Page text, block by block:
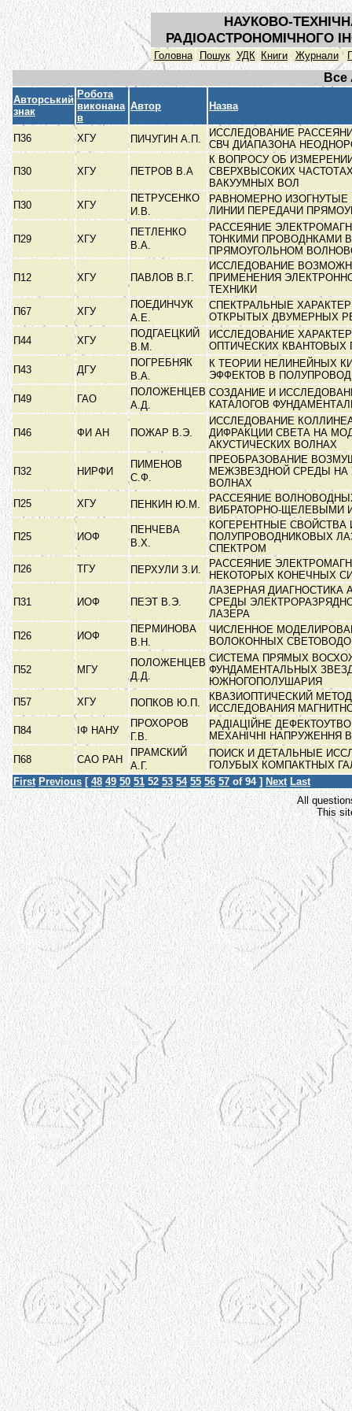
НАУКОВО-
РАДІОАСТРОНОМІЧНОГО
Головна Пошук УДК Книги Журнали
Все
Авторський
знак
Робота
виконана
в
Автор Назва
П36 ХГУ ПИЧУГИН А.П.
ИССЛЕДОВАНИЕ
СВЧ ДИАПАЗОНА
П30 ХГУ ПЕТРОВ В.А
К ВОПРОСУ ОБ
СВЕРХВЫСОКИХ
ВАКУУМНЫХ ВОЛ
П30
ХГУ
ПЕТРУСЕНКО
И.В.
РАВНОМЕРНО
ЛИНИИ ПЕРЕДАЧИ
П29 ХГУ
ПЕТЛЕНКО
В.А.
РАССЕЯНИЕ
ТОНКИМИ ПРОВОДНКАМИ В
ПРЯМОУГОЛЬНОМ
П12 ХГУ ПАВЛОВ В.Г.
ИССЛЕДОВАНИЕ
ПРИМЕНЕНИЯ
ТЕХНИКИ
П67
ХГУ
ПОЕДИНЧУК
А.Е.
СПЕКТРАЛЬНЫЕ
ОТКРЫТЫХ ДВУМЕРНЫХ
П44
ХГУ
ПОДГАЕЦКИЙ
В.М.
ИССЛЕДОВАНИЕ
ОПТИЧЕСКИХ КВАНТОВЫХ
П43
ДГУ
ПОГРЕБНЯК
В.А.
К ТЕОРИИ НЕЛИНЕЙНЫХ
ЭФФЕКТОВ В
П49
ГАО
ПОЛОЖЕНЦЕВ
А.Д.
СОЗДАНИЕ И
КАТАЛОГОВ
П46 ФИ АН ПОЖАР В.Э.
ИССЛЕДОВАНИЕ
ДИФРАКЦИИ СВЕТА НА
АКУСТИЧЕСКИХ ВОЛНАХ
П32 НИРФИ
ПИМЕНОВ
С.Ф.
ПРЕОБРАЗОВАНИЕ
МЕЖЗВЕЗДНОЙ СРЕДЫ НА
ВОЛНАХ
П25
ХГУ ПЕНКИН Ю.М.
РАССЕЯНИЕ
ВИБРАТОРНО-ЩЕЛЕВЫМИ
П25 ИОФ
ПЕНЧЕВА
В.Х.
КОГЕРЕНТНЫЕ СВОЙСТВА
ПОЛУПРОВОДНИКОВЫХ
СПЕКТРОМ
П26
ТГУ ПЕРХУЛИ З.И.
РАССЕЯНИЕ
НЕКОТОРЫХ КОНЕЧНЫХ
П31 ИОФ ПЕЭТ В.Э.
ЛАЗЕРНАЯ ДИАГНОСТИКА
СРЕДЫ
ЛАЗЕРА
П26
ИОФ
ПЕРМИНОВА
В.Н.
ЧИСЛЕННОЕ
ВОЛОКОННЫХ
П52 МГУ
ПОЛОЖЕНЦЕВ
Д.Д.
СИСТЕМА ПРЯМЫХ
ФУНДАМЕНТАЛЬНЫХ
ЮЖНОГОПОЛУШАРИЯ
П57
ХГУ ПОПКОВ Ю.П.
КВАЗИОПТИЧЕСКИЙ МЕТОД
ИССЛЕДОВАНИЯ
П84
ІФ НАНУ
ПРОХОРОВ
Г.В.
РАДІАЦІЙНЕ
МЕХАНІЧНІ НАПРУЖЕННЯ
П68
САО РАН
ПРАМСКИЙ
А.Г.
ПОИСК И ДЕТАЛЬНЫЕ
ГОЛУБЫХ КОМПАКТНЫХ
First Previous [ 48 49 50 51 52 53 54 55 56 57 of 94 ] Next Last
All
This